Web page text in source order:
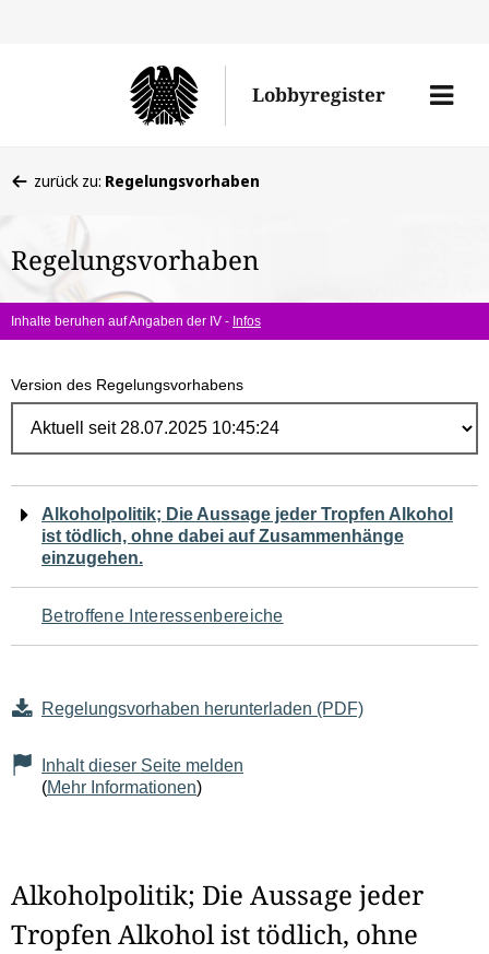
Lobbyregister
Menü
befinden
hier:
zurück zu: Regelungsvorhaben
Regelungsvorhaben
Inhalte beruhen auf Angaben der IV - Infos
Version des Regelungsvorhabens
Navigation
für
den
Seiteninhalt
Alkoholpolitik; Die Aussage jeder Tropfen Alkohol
ist tödlich, ohne dabei auf Zusammenhänge
einzugehen.
Betroffene Interessenbereiche
Regelungsvorhaben herunterladen (PDF)
Inhalt dieser Seite melden
(Mehr Informationen)
Alkoholpolitik; Die Aussage jeder
Tropfen Alkohol ist tödlich, ohne